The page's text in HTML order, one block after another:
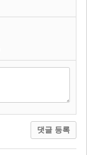
댓글 등록